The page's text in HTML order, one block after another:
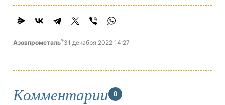
Азовпромсталь®31 декабря 2022 14:27
Комментарии 0